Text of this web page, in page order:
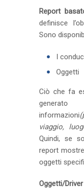
Report
definisce
Sono
I
Oggetti
Ciò che fa
informazioni
viaggio,
Quindi, se
report
oggetti
Oggetti/Driver